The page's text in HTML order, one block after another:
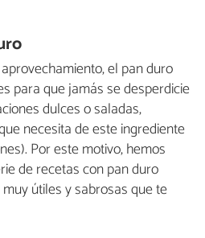
el pan duro
para que jamás se desperdicie
dulces o saladas,
necesita de este ingrediente
Por este motivo, hemos
de recetas con pan duro
útiles y sabrosas que te